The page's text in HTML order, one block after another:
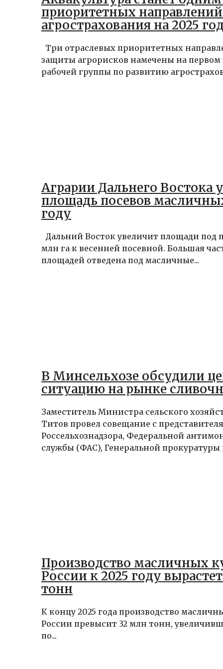
приоритетных
агрострахования на 2025
Три отраслевых приоритетных
защиты агрорисков намечены на первом
рабочей группы по развитию
Аграрии Дальнего Востока
площадь посевов
году
Дальний Восток увеличит площади под
млн га к весенней посевной. Большая
площадей отведена под масличные...
В Минсельхозе обсудили
ситуацию на рынке
Заместитель Министра сельского
Титов провел совещание с
Россельхознадзора, Федеральной
службы (ФАС), Генеральной прокуратуры
Производство масличных
России к 2025 году
тонн
К концу 2025 года производство
России превысит 32 млн тонн,
по...